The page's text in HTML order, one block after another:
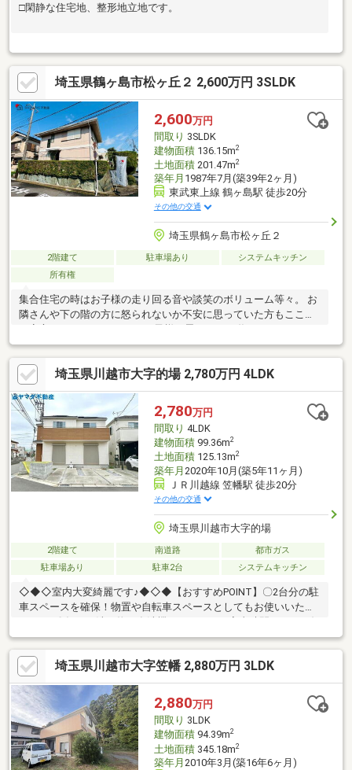
□閑静な住宅地、整形地立地です。
埼玉県鶴ヶ島市松ヶ丘２ 2,600万円 3SLDK
2,600万円
間取り 3SLDK
建物面積136.15m2
土地面積201.47m2
築年月 1987年7月(築39年2ヶ月)
東武東上線 鶴ヶ島駅 徒歩20分
その他の交通
埼玉県鶴ヶ島市松ヶ丘２
2階建て 駐車場あり
システムキッチン
所有権
集合住宅の時はお子様の走り回る音や談笑のボリューム等々。 お
隣さんや下の階の方に怒られないか不安に思っていた方もここな
か？【弊社では以下の５つをお客様にお約束いたします】1.物件
の善し悪しは全て正直にお話しします。2.無理な売り込みや契約
の催促、突然の訪問等、しつこい営業は一切行いません。3.契約
したら終わりではなくお引き渡し後、お引越し後もお客様のパー
トナーであること。 4.ウソやおとり広告は一切使いません。(デー
タ更新は迅速に行います。）5.お客様の個人情報は細心の注意を
払って取り扱いします。
埼玉県川越市大字的場 2,780万円 4LDK
2,780万円
間取り 4LDK
建物面積99.36m2
土地面積125.13m2
築年月 2020年10月(築5年11ヶ月)
ＪＲ川越線 笠幡駅 徒歩20分
その他の交通
埼玉県川越市大字的場
2階建て 南道路
都市ガス
駐車場あり
駐車2台 システムキッチン
◇◆◇室内大変綺麗です♪◆◇◆【おすすめPOINT】〇2台分の駐
車スペースを確保！物置や自転車スペースとしてもお使いいただ
けます♪〇毎日の洗い物は食洗機におまかせ。家事時間をぐっと短
縮できるキッチンです！〇全室2面採光で明るく風通しも良く快適
にお過ごしいただけます！資金計画や住宅ローン審査などのじっ
くり相談や、現地集合現地解散のサクッと見学などご希望に合わ
せたご案内が可能です！価格相談・ヤマダポイント・家具家電特
別割引などお得な情報盛りだくさん♪
埼玉県川越市大字笠幡 2,880万円 3LDK
2,880万円
間取り 3LDK
建物面積94.39m2
土地面積345.18m2
築年月 2010年3月(築16年6ヶ月)